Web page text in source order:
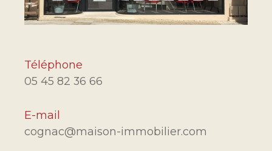
Téléphone
05 45 82 36 66
E-mail
cognac@maison-immobilier.com